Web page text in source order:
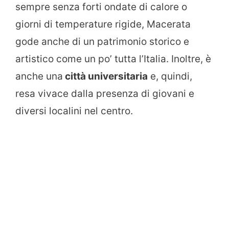
sempre senza forti ondate di calore o
giorni di temperature rigide, Macerata
gode anche di un patrimonio storico e
artistico come un po’ tutta l’Italia. Inoltre, è
anche una città universitaria e, quindi,
resa vivace dalla presenza di giovani e
diversi localini nel centro.